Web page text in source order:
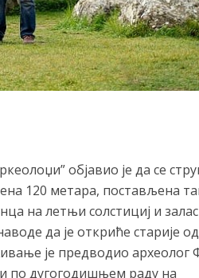
објавио је да се
120 метара, постављена
на летњи солстициј и
да је откриће старије од
је предводио археолог
по дугогодишњем раду на